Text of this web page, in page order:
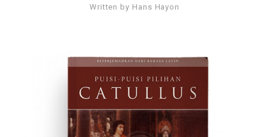
Written by Hans Hayon